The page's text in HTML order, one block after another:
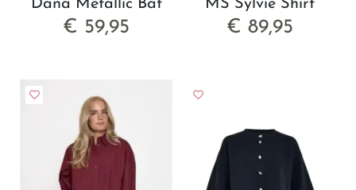
Dana Metallic Bat
€ 59,95
MS Sylvie Shirt
€ 89,95